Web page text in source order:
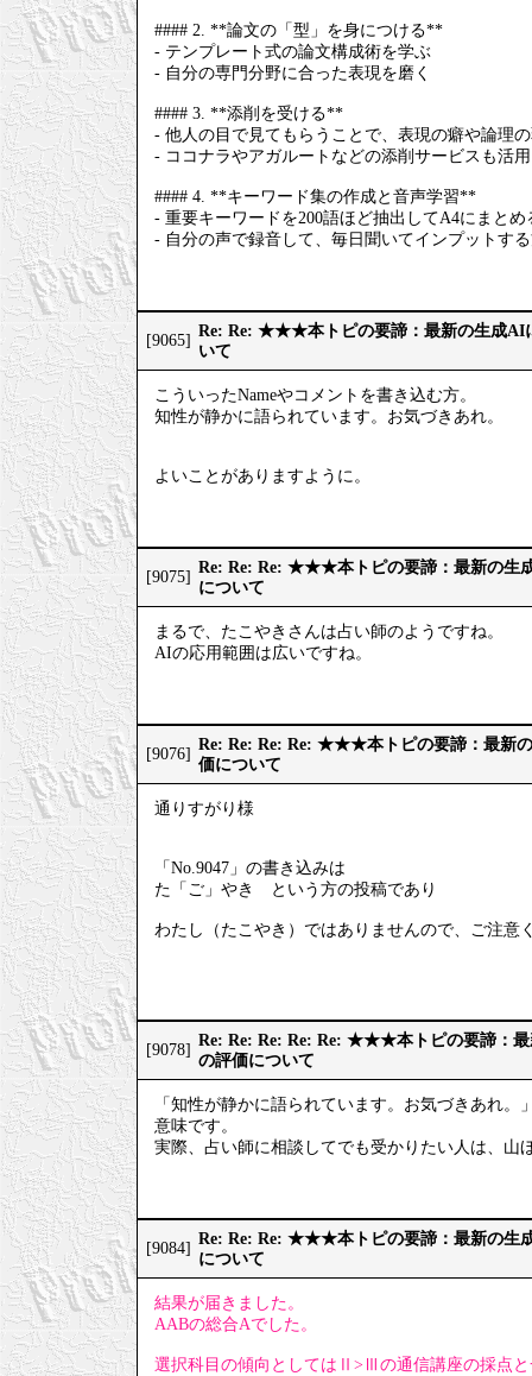
#### 2. **論文の「型」を身につける**
- テンプレート式の論文構成術を学ぶ
- 自分の専門分野に合った表現を磨く
#### 3. **添削を受ける**
- 他人の目で見てもらうことで、表現の癖や論理
- ココナラやアガルートなどの添削サービスも活
#### 4. **キーワード集の作成と音声学習**
- 重要キーワードを200語ほど抽出してA4にまとめ
- 自分の声で録音して、毎日聞いてインプットす
[9065]
Re: Re: ★★★本トピの要諦：最新の生成AI
いて
こういったNameやコメントを書き込む方。
知性が静かに語られています。お気づきあれ。
よいことがありますように。
[9075]
Re: Re: Re: ★★★本トピの要諦：最新の生
について
まるで、たこやきさんは占い師のようですね。
AIの応用範囲は広いですね。
[9076]
Re: Re: Re: Re: ★★★本トピの要諦：最新
価について
通りすがり様
「No.9047」の書き込みは
た「ご」やき という方の投稿であり
わたし（たこやき）ではありませんので、ご注意
[9078]
Re: Re: Re: Re: Re: ★★★本トピの要諦：最
の評価について
「知性が静かに語られています。お気づきあれ
意味です。
実際、占い師に相談してでも受かりたい人は、山
[9084]
Re: Re: Re: ★★★本トピの要諦：最新の生
について
結果が届きました。
AABの総合Aでした。
選択科目の傾向としてはⅡ>Ⅲの通信講座の採点